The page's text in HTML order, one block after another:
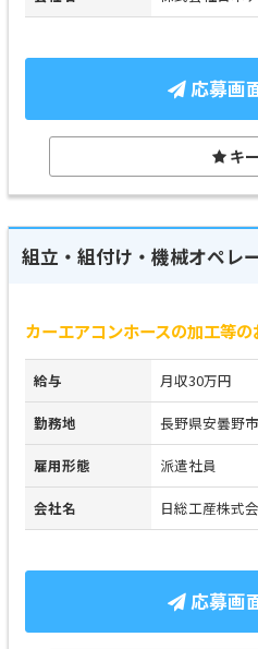
応募画
キ
組立・組付け・機械オペレ
カーエアコンホースの加工等
給与 月収30万円
勤務地 長野県安曇野市
雇用形態 派遣社員
会社名 日総工産株式
応募画